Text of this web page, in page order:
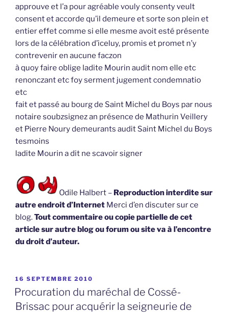
approuve et l’a pour agréable vouly consenty veult
consent et accorde qu’il demeure et sorte son plein et
entier effet comme si elle mesme avoit esté présente
lors de la célébration d’iceluy, promis et promet n’y
contrevenir en aucune faczon
à quoy faire oblige ladite Mourin audit nom elle etc
renonczant etc foy serment jugement condemnatio
etc
fait et passé au bourg de Saint Michel du Boys par nous
notaire soubzsignez an présence de Mathurin Veillery
et Pierre Noury demeurants audit Saint Michel du Boys
tesmoins
ladite Mourin a dit ne scavoir signer
Odile Halbert – Reproduction interdite sur
autre endroit d’Internet Merci d’en discuter sur ce
blog.Tout commentaire ou copie partielle de cet
article sur autre blog ou forum ou site va à l’encontre
du droit d’auteur.
PUBLIÉ
LE
16 SEPTEMBRE 2010
Procuration du maréchal de Cossé-
Brissac pour acquérir la seigneurie de